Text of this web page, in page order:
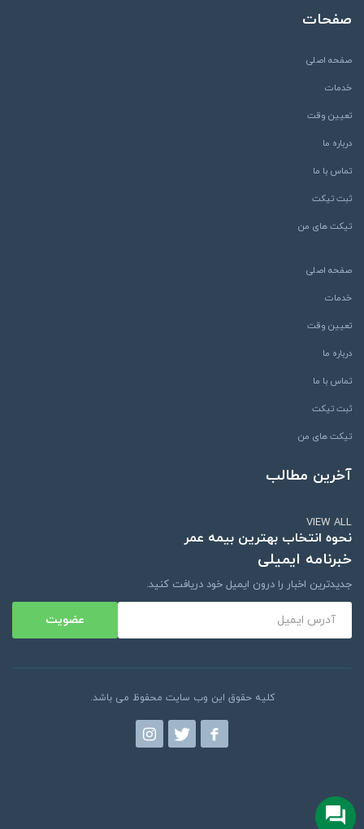
صفحات
صفحه اصلی
خدمات
تعیین وقت
درباره ما
تماس با ما
ثبت تیکت
تیکت های من
صفحه اصلی
خدمات
تعیین وقت
درباره ما
تماس با ما
ثبت تیکت
تیکت های من
آخرین مطالب
VIEW ALL
نحوه انتخاب بهترین بیمه عمر
خبرنامه ایمیلی
جدیدترین اخبار را درون ایمیل خود دریافت کنید.
عضویت
کلیه حقوق این وب سایت محفوظ می باشد.